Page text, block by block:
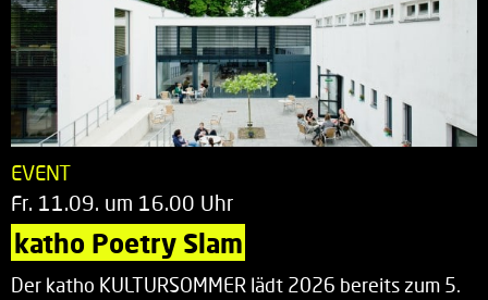
EVENT
Fr. 11.09. um 16.00 Uhr
katho Poetry Slam
Der katho KULTURSOMMER lädt 2026 bereits zum 5.